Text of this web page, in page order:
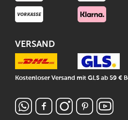
VERSAND
Kostenloser Versand mit GLS ab 59 €